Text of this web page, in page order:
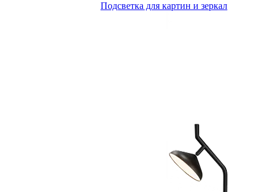
Подсветка для картин и зеркал